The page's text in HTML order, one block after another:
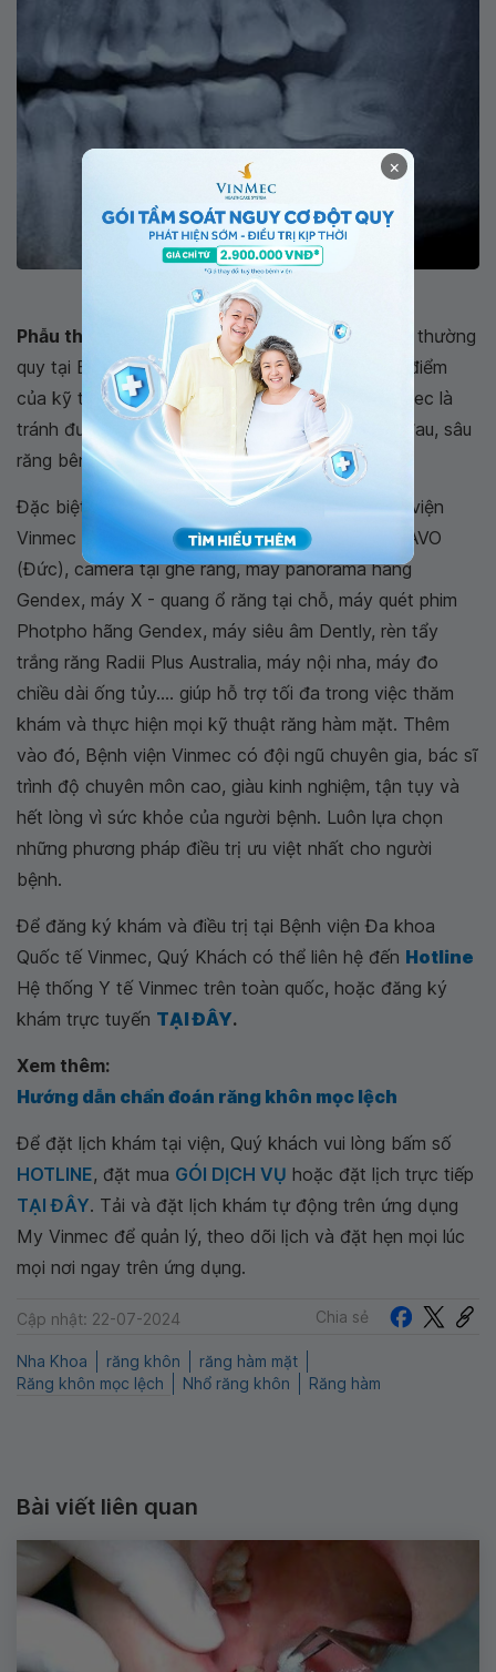
Phim chụp răng khôn mọc nằm ngang 90 độ
Phẫu thuật nhổ răng khôn mọc lệch là kĩ thuật thường
quy tại Bệnh viện Đa khoa Quốc tế Vinmec. Ưu điểm
của kỹ thuậtnhổ răng khôn mọc lệch
tại Vinmec là
tránh được các biến chứng của răng số 8 như: đau, sâu
răng bên cạnh, viêm, sang chấn răng số 7.
Đặc biệt, chuyên khoa Răng – hàm – mặt, bệnh viện
Vinmec được trang bị hệ thống ghế nha khoa KAVO
(Đức), camera tại ghế răng, máy panorama hãng
Gendex, máy X - quang ổ răng tại chỗ, máy quét phim
Photpho hãng Gendex, máy siêu âm Dently, rèn tẩy
trắng răng Radii Plus Australia, máy nội nha, máy đo
chiều dài ống tủy.... giúp hỗ trợ tối đa trong việc thăm
khám và thực hiện mọi kỹ thuật răng hàm mặt. Thêm
vào đó, Bệnh viện Vinmec có đội ngũ chuyên gia, bác sĩ
trình độ chuyên môn cao, giàu kinh nghiệm, tận tụy và
hết lòng vì sức khỏe của người bệnh. Luôn lựa chọn
những phương pháp điều trị ưu việt nhất cho người
bệnh.
Để đăng ký khám và điều trị tại Bệnh viện Đa khoa
Quốc tế Vinmec, Quý Khách có thể liên hệ đến Hotline
Hệ thống Y tế Vinmec trên toàn quốc, hoặc đăng ký
khám trực tuyến TẠI ĐÂY.
Xem thêm:
Hướng dẫn chẩn đoán răng khôn mọc lệch
Để đặt lịch khám tại viện, Quý khách vui lòng bấm số
HOTLINE, đặt mua GÓI DỊCH VỤ hoặc đặt lịch trực tiếp
TẠI ĐÂY. Tải và đặt lịch khám tự động trên ứng dụng
My Vinmec để quản lý, theo dõi lịch và đặt hẹn mọi lúc
mọi nơi ngay trên ứng dụng.
Cập nhật: 22-07-2024 Chia sẻ
Nha Khoa răng khôn
răng hàm mặt
Răng khôn mọc lệch
Nhổ răng khôn Răng hàm
Bài viết liên quan
×